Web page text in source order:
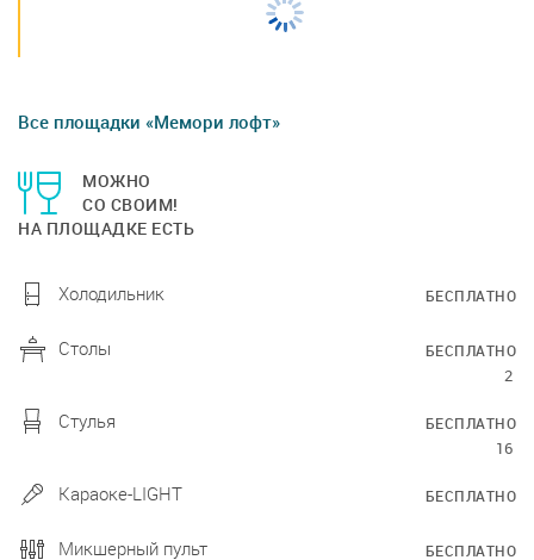
Все площадки «Мемори лофт»
МОЖНО
СО СВОИМ!
НА ПЛОЩАДКЕ ЕСТЬ
Холодильник БЕСПЛАТНО
Столы
2
БЕСПЛАТНО
Стулья
16
БЕСПЛАТНО
Караоке-LIGHT БЕСПЛАТНО
Микшерный пульт БЕСПЛАТНО